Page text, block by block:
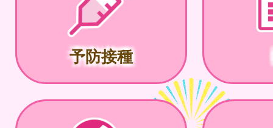
予防接種